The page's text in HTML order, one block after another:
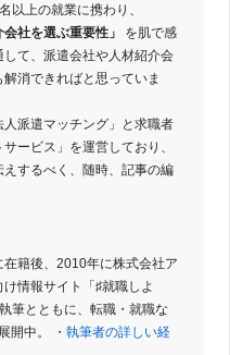
以上の就業に携わり、
社を選ぶ重要性」
を肌で感
て、派遣会社や人材紹介会
消できればと思っていま
派遣マッチング」と求職者
ービス」を運営しており、
するべく、随時、記事の編
籍後、2010年に株式会社ア
情報サイト「♯就職しよ
筆とともに、転職・就職な
開中。 ・ 執筆者の詳しい経